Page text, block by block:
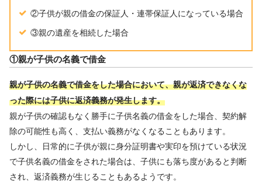
②子供が親の借金の保証人・連帯保証人になっている場合
③親の遺産を相続した場合
①親が子供の名義で借金
親が子供の名義で借金をした場合において、親が返済できなくな
った際には子供に返済義務が発生します。
親が子供の確認もなく勝手に子供名義の借金をした場合、契約解
除の可能性も高く、支払い義務がなくなることもあります。
しかし、日常的に子供が親に身分証明書や実印を預けている状況
で子供名義の借金をされた場合は、子供にも落ち度があると判断
され、返済義務が生じることもあるようです。